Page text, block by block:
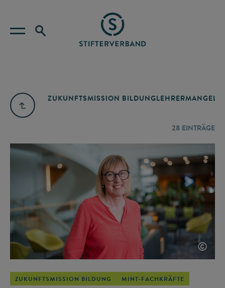
ZUKUNFTSMISSION BILDUNGLEHRERMANGEL
28 EINTRÄGE
©
ZUKUNFTSMISSION BILDUNG MINT-FACHKRÄFTE